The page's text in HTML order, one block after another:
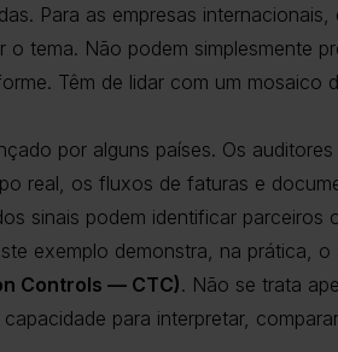
Para as empresas
tema. Não podem simplesmente
Têm de lidar com um mosaico
por alguns países. Os
real, os fluxos de faturas e
sinais podem identificar parceiros
exemplo demonstra, na prática,
Controls — CTC). Não se trata
para interpretar,